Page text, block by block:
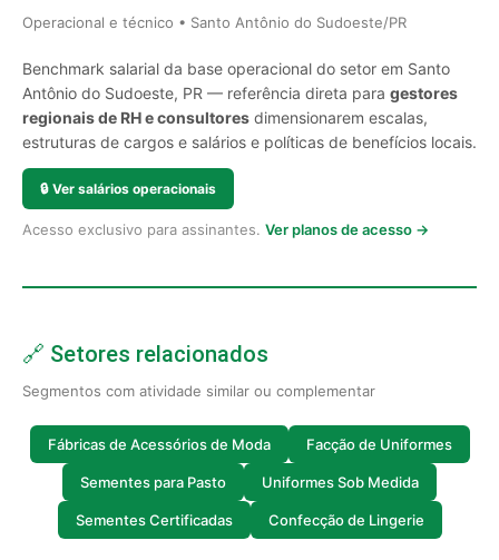
Operacional e técnico • Santo Antônio do Sudoeste/PR
Benchmark salarial da base operacional do setor em Santo
Antônio do Sudoeste, PR — referência direta para gestores
regionais de RH e consultores dimensionarem escalas,
estruturas de cargos e salários e políticas de benefícios locais.
🔒 Ver salários operacionais
Acesso exclusivo para assinantes. Ver planos de acesso →
🔗 Setores relacionados
Segmentos com atividade similar ou complementar
Fábricas de Acessórios de Moda Facção de Uniformes
Sementes para Pasto Uniformes Sob Medida
Sementes Certificadas Confecção de Lingerie